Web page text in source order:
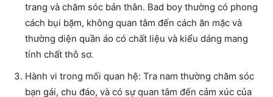
trang và chăm sóc bản thân. Bad boy thường có phong
cách bụi bặm, không quan tâm đến cách ăn mặc và
thường diện quần áo có chất liệu và kiểu dáng mang
tính chất thô sơ.
Hành vi trong mối quan hệ: Tra nam thường chăm sóc
bạn gái, chu đáo, và có sự quan tâm đến cảm xúc của